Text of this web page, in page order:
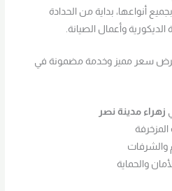
أنواعها، بداية من الحدادة
وأعمال الصيانة.
سعر مميز وخدمة مضمونة في
زهراء مدينة نصر
المزخرفة
والشرفات
والحماية